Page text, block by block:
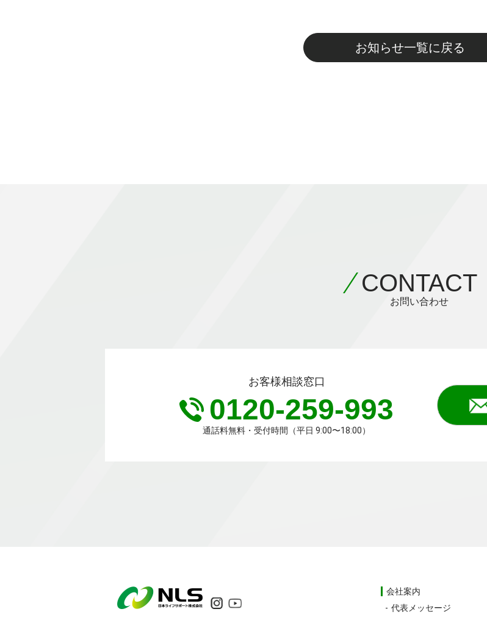
お知らせ一覧に戻る
CONTACT
お問い合わせ
お客様相談窓口
0120-259-993
通話料無料・受付時間（平日 9:00〜18:00）
会社案内
代表メッセージ